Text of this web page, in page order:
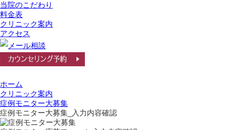
当院のこだわり
料金表
クリニック案内
アクセス
ホーム
クリニック案内
症例モニター大募集
症例モニター大募集_入力内容確認